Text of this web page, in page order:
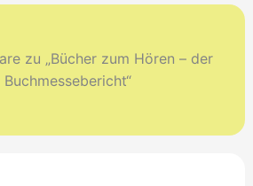
zu „Bücher zum Hören – der
Buchmessebericht“